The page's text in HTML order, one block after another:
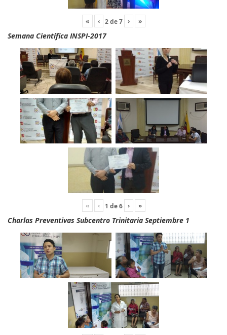
« ‹ 2de7 › »
Semana Científica INSPI-2017
« ‹ 1 de6 › »
Charlas Preventivas Subcentro Trinitaria Septiembre 1